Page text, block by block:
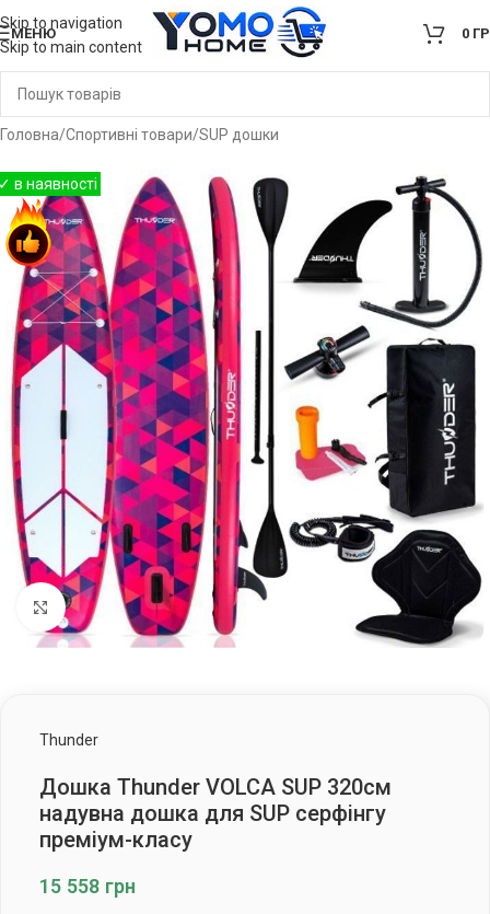
Skip to navigation
Skip to main content
МЕНЮ 0
Головна/Спортивні товари/SUP дошки
Клацніть, щоб збільшити
Thunder
Дошка Thunder VOLCA SUP 320см
надувна дошка для SUP серфінгу
преміум-класу
15 558 грн